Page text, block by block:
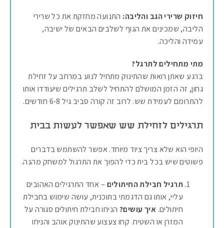
חיזוק שרירי הגב והליבה: התנועה מחזקת את כל שרירי
הליבה, שמכינים את הגוף לשלבים הבאים של ישיבה,
עמידה והליכה.
מתי מתחילים לתרגל?
ברגע שאתן רואות שהתינוק מתחיל לנוע במרחב על זחילת
גחון, זה הזמן המושלם להתחיל לשלב תרגילים שיעודדו אותו
להתרומם לעמידת שש. לרוב זה קורה סביב גיל 6-8 חודשים.
תרגילים לזחילת שש שאפשר לעשות בבית
היופי הוא שלא צריך ציוד מיוחד. אפשר להשתמש בדברים
פשוטים שיש בכל בית כדי להפוך את התרגול למשחק מהנה.
תרגיל חבילת החיתולים – אחד התרגילים האהובים
עליי, אותו גם הדגמתי בתוכנית, עושה שימוש בחבילת
חיתולים. איך עושים?הניחו חבילת חיתולים סגורה על
המזרן או השטיח. קחו צעצוע שהתינוק אוהב והניחו